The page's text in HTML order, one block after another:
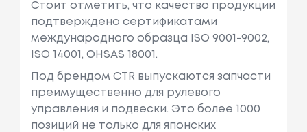
Honda Shuttle (ra)
Объем: 2156
Ость: 150 Л.
Стоит отметить, что качество продукции
подтверждено сертификатами
международного образца ISO 9001-9002,
ISO 14001, OHSAS 18001.
Под брендом CTR выпускаются запчасти
преимущественно для рулевого
управления и подвески. Это более 1000
позиций не только для японских